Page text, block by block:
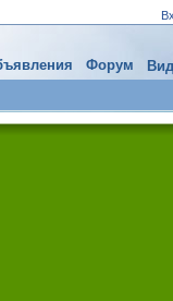
Форум